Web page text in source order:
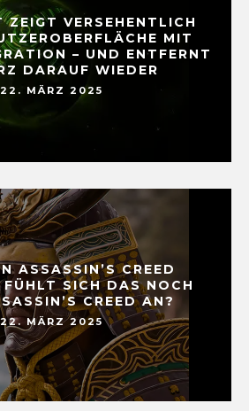
ZEIGT VERSEHENTLICH
MIT
– UND ENTFERNT
DARAUF WIEDER
22. MÄRZ 2025
ASSASSIN’S CREED
SICH DAS NOCH
CREED AN?
22. MÄRZ 2025